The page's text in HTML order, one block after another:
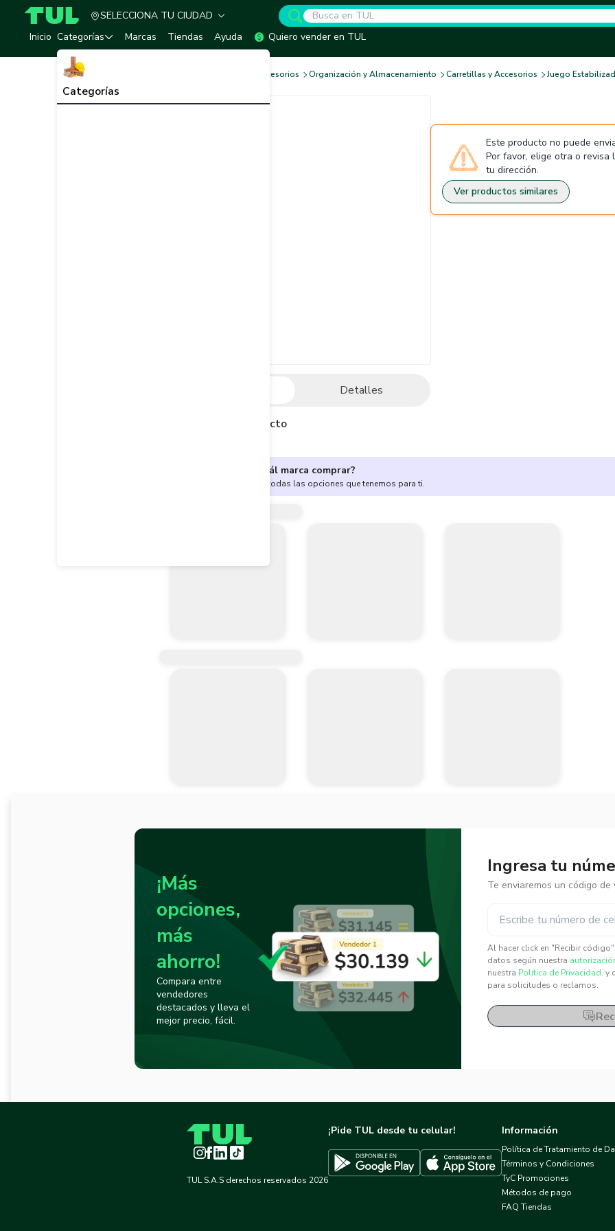
TUL - Tu Marketplace de Construcción
SELECCIONA TU CIUDAD
Inicio Categorías
Categorías
Marcas Tiendas Ayuda Quiero vender en TUL
Herramientas, Equipos y Accesorios Organización y Almacenamiento Carretillas y Accesorios Juego
Detalles
Descripción del producto
Este producto no puede
Por favor, elige otra o revisa
tu dirección.
Ver productos similares
¿No sabes cuál marca comprar?
Encuentra aquí todas las opciones que tenemos para ti.
¡Más
opciones,
más
ahorro!
Compara entre
vendedores
destacados y lleva el
mejor precio, fácil.
Ingresa tu
Te enviaremos un código de
Al hacer click en "Recibir
datos según nuestra
nuestra Política de Privacidad. y
para solicitudes o reclamos.
Instagram
Facebook
LinkedInTikTok
TUL S.A.S derechos reservados 2026
¡Pide TUL desde tu celular!
Descargar TUL en Google PlayDescargar TUL en App Store
Información
Política de Tratamiento de
Términos y Condiciones
TyC Promociones
Métodos de pago
FAQ Tiendas